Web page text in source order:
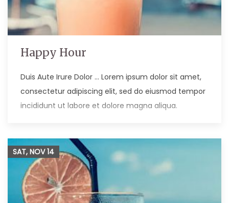
Happy Hour
Duis Aute Irure Dolor … Lorem ipsum dolor sit amet,
consectetur adipiscing elit, sed do eiusmod tempor
incididunt ut labore et dolore magna aliqua.
SAT, NOV14